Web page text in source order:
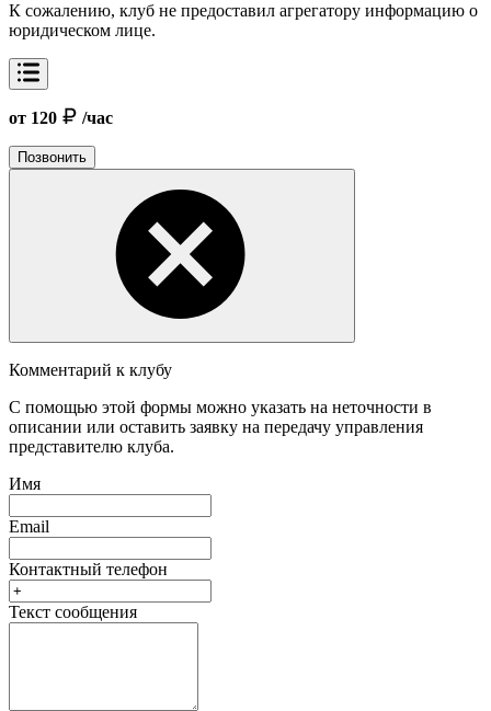
К сожалению, клуб не предоставил агрегатору информацию о
юридическом лице.
от 120 /час
Позвонить
Комментарий к клубу
С помощью этой формы можно указать на неточности в
описании или оставить заявку на передачу управления
представителю клуба.
Имя
Email
Контактный телефон
Текст сообщения